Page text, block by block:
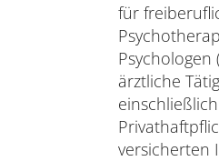
für
Psychologen
ärztliche
einschließlich
versicherten